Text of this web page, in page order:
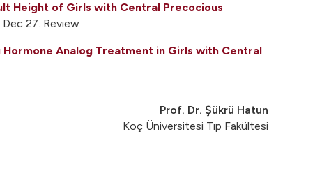
Height of Girls with Central Precocious
27. Review
Analog Treatment in Girls with Central
Prof. Dr. Şükrü Hatun
Koç Üniversitesi Tıp Fakültesi